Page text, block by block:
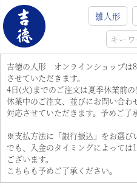
雛人形
吉徳の人形 オンラインショップは
させていただきます。
4日(火)までのご注文は夏季休業前の
休業中のご注文、並びにお問い合
対応させていただきます。予めご了
※支払方法に「銀行振込」をお選び
でも、入金のタイミングによって
ございます。
こちらも予めご了承ください。